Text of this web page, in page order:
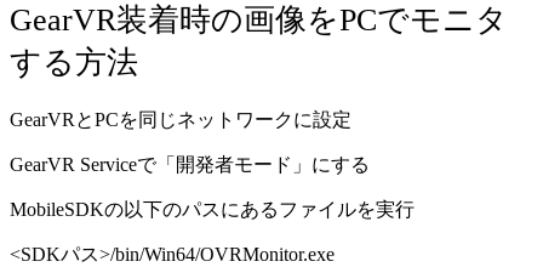
GearVR装着時の画像をPCでモニタ
する方法
GearVRとPCを同じネットワークに設定
GearVR Serviceで「開発者モード」にする
MobileSDKの以下のパスにあるファイルを実行
<SDKパス>/bin/Win64/OVRMonitor.exe